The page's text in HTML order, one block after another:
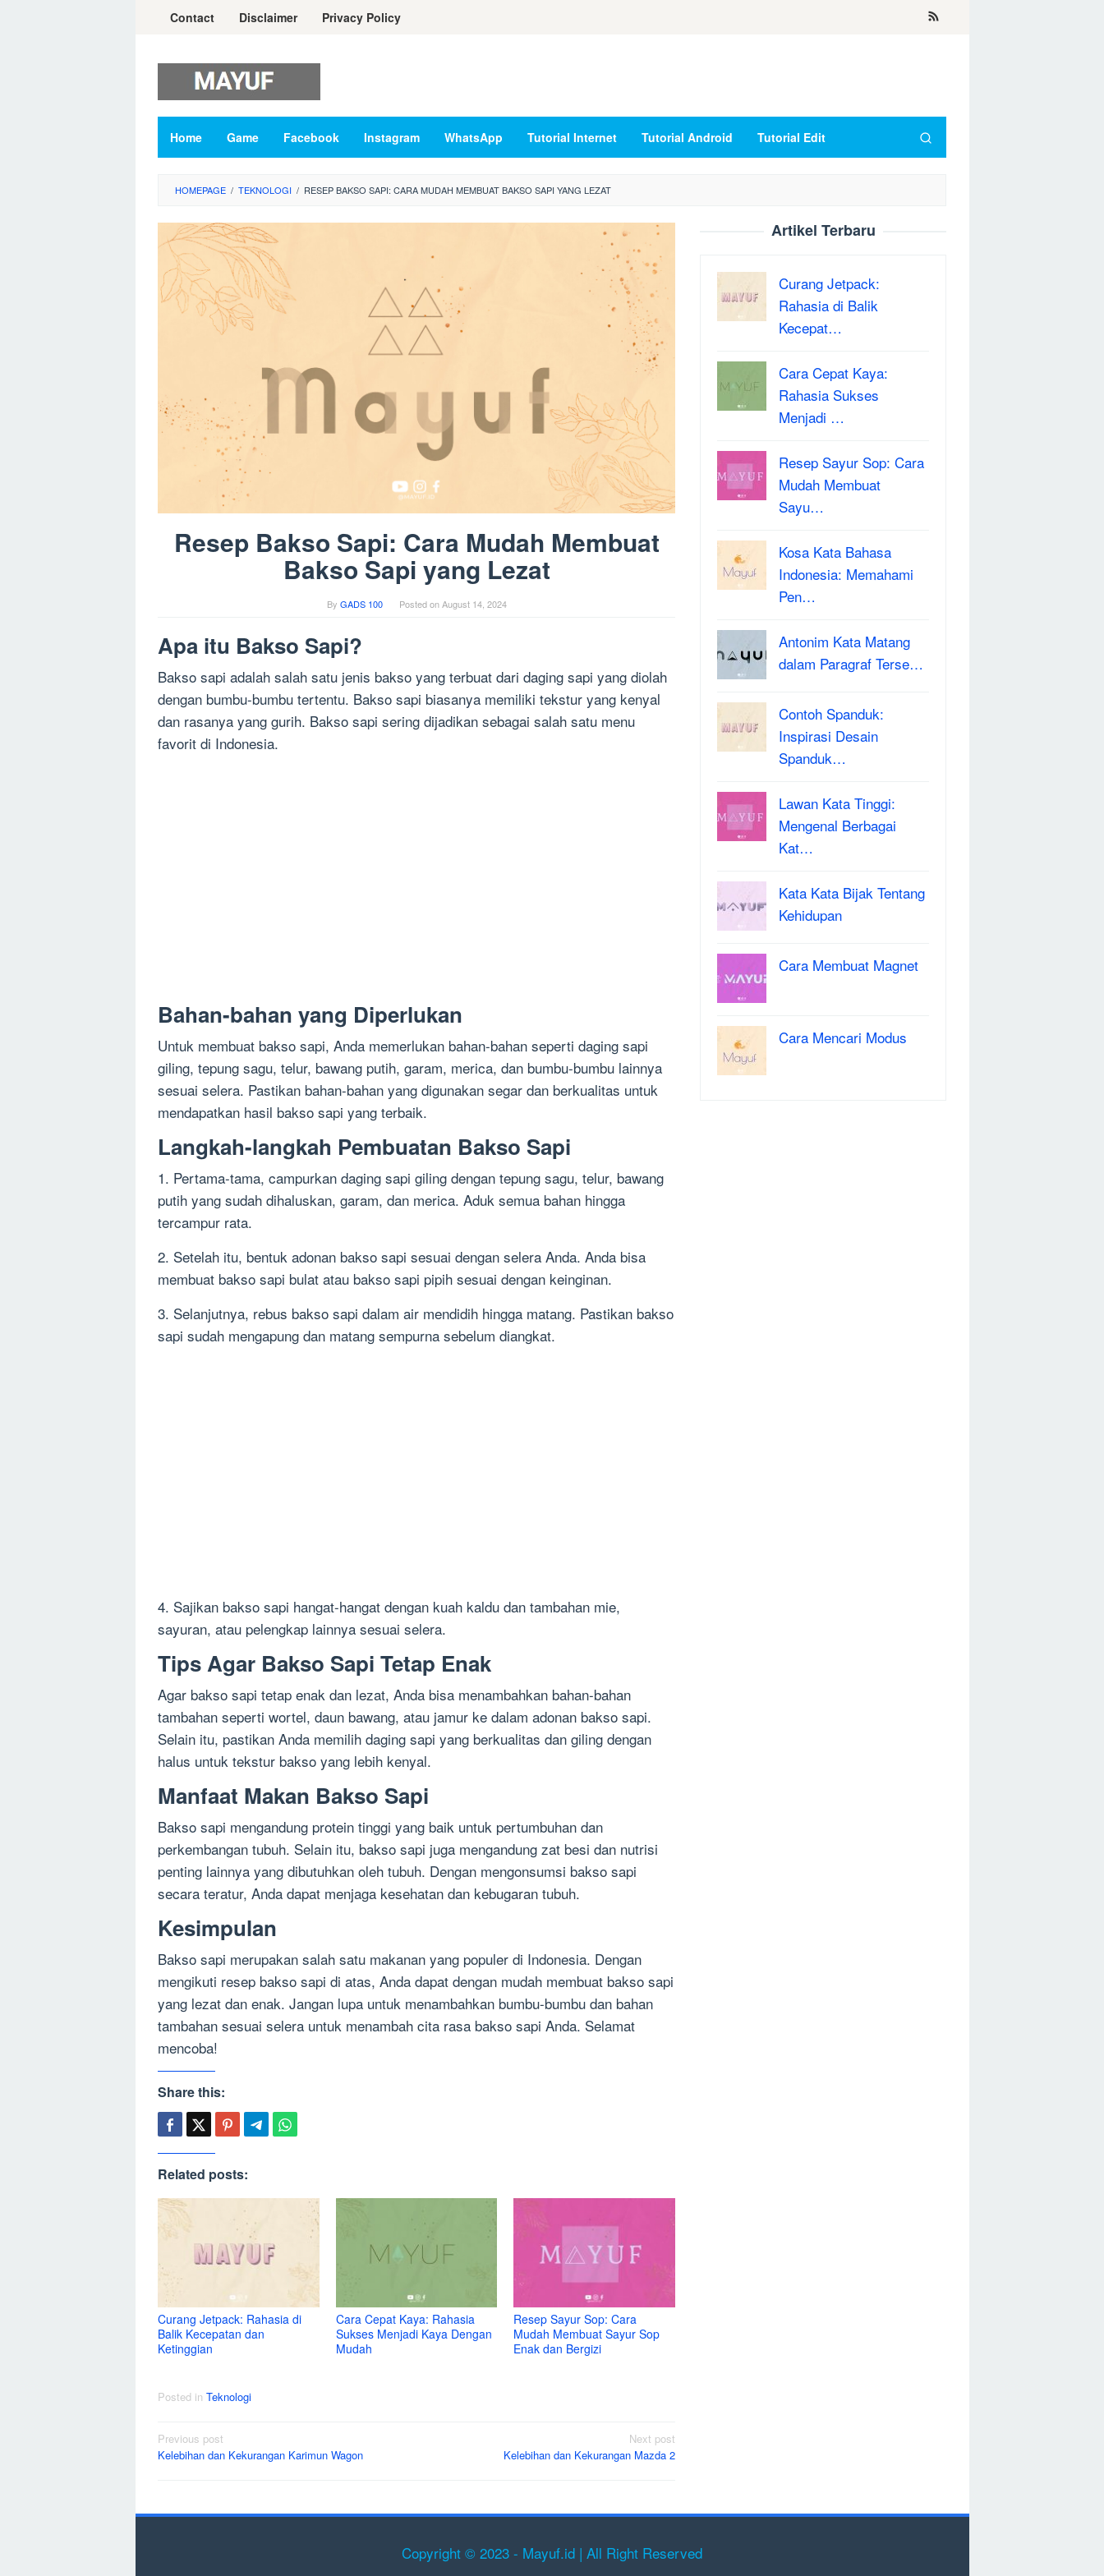
Contact Disclaimer Privacy Policy
Home Game Facebook Instagram WhatsApp Tutorial Internet Tutorial Android Tutorial Edit
HOMEPAGE / TEKNOLOGI / RESEP BAKSO SAPI: CARA MUDAH MEMBUAT BAKSO SAPI YANG LEZAT
Resep Bakso Sapi: Cara Mudah Membuat
Bakso Sapi yang Lezat
By GADS 100 Posted onAugust 14, 2024
Apa itu Bakso Sapi?
Bakso sapi adalah salah satu jenis bakso yang terbuat dari daging sapi yang diolah
dengan bumbu-bumbu tertentu. Bakso sapi biasanya memiliki tekstur yang kenyal
dan rasanya yang gurih. Bakso sapi sering dijadikan sebagai salah satu menu
favorit di Indonesia.
Bahan-bahan yang Diperlukan
Untuk membuat bakso sapi, Anda memerlukan bahan-bahan seperti daging sapi
giling, tepung sagu, telur, bawang putih, garam, merica, dan bumbu-bumbu lainnya
sesuai selera. Pastikan bahan-bahan yang digunakan segar dan berkualitas untuk
mendapatkan hasil bakso sapi yang terbaik.
Langkah-langkah Pembuatan Bakso Sapi
1. Pertama-tama, campurkan daging sapi giling dengan tepung sagu, telur, bawang
putih yang sudah dihaluskan, garam, dan merica. Aduk semua bahan hingga
tercampur rata.
2. Setelah itu, bentuk adonan bakso sapi sesuai dengan selera Anda. Anda bisa
membuat bakso sapi bulat atau bakso sapi pipih sesuai dengan keinginan.
3. Selanjutnya, rebus bakso sapi dalam air mendidih hingga matang. Pastikan bakso
sapi sudah mengapung dan matang sempurna sebelum diangkat.
4. Sajikan bakso sapi hangat-hangat dengan kuah kaldu dan tambahan mie,
sayuran, atau pelengkap lainnya sesuai selera.
Tips Agar Bakso Sapi Tetap Enak
Agar bakso sapi tetap enak dan lezat, Anda bisa menambahkan bahan-bahan
tambahan seperti wortel, daun bawang, atau jamur ke dalam adonan bakso sapi.
Selain itu, pastikan Anda memilih daging sapi yang berkualitas dan giling dengan
halus untuk tekstur bakso yang lebih kenyal.
Manfaat Makan Bakso Sapi
Bakso sapi mengandung protein tinggi yang baik untuk pertumbuhan dan
perkembangan tubuh. Selain itu, bakso sapi juga mengandung zat besi dan nutrisi
penting lainnya yang dibutuhkan oleh tubuh. Dengan mengonsumsi bakso sapi
secara teratur, Anda dapat menjaga kesehatan dan kebugaran tubuh.
Kesimpulan
Bakso sapi merupakan salah satu makanan yang populer di Indonesia. Dengan
mengikuti resep bakso sapi di atas, Anda dapat dengan mudah membuat bakso sapi
yang lezat dan enak. Jangan lupa untuk menambahkan bumbu-bumbu dan bahan
tambahan sesuai selera untuk menambah cita rasa bakso sapi Anda. Selamat
mencoba!
Share this:
Related posts:
Curang Jetpack: Rahasia di
Balik Kecepatan dan
Ketinggian
Cara Cepat Kaya: Rahasia
Sukses Menjadi Kaya Dengan
Mudah
Resep Sayur Sop: Cara
Mudah Membuat Sayur Sop
Enak dan Bergizi
Posted in Teknologi
Post
navigation
Previous post
Kelebihan dan Kekurangan Karimun Wagon
Next post
Kelebihan dan Kekurangan Mazda 2
Artikel Terbaru
Curang Jetpack:
Rahasia di Balik
Kecepat…
Cara Cepat Kaya:
Rahasia Sukses
Menjadi …
Resep Sayur Sop: Cara
Mudah Membuat
Sayu…
Kosa Kata Bahasa
Indonesia: Memahami
Pen…
Antonim Kata Matang
dalam Paragraf Terse…
Contoh Spanduk:
Inspirasi Desain
Spanduk…
Lawan Kata Tinggi:
Mengenal Berbagai
Kat…
Kata Kata Bijak Tentang
Kehidupan
Cara Membuat Magnet
Cara Mencari Modus
Copyright © 2023 - Mayuf.id | All Right Reserved